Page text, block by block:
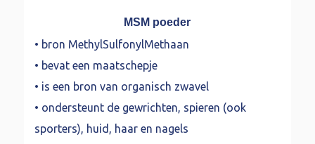
MSM poeder
• bron MethylSulfonylMethaan
• bevat een maatschepje
• is een bron van organisch zwavel
• ondersteunt de gewrichten, spieren (ook
sporters), huid, haar en nagels